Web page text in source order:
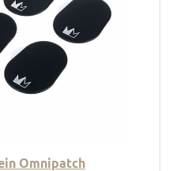
Omnipatch